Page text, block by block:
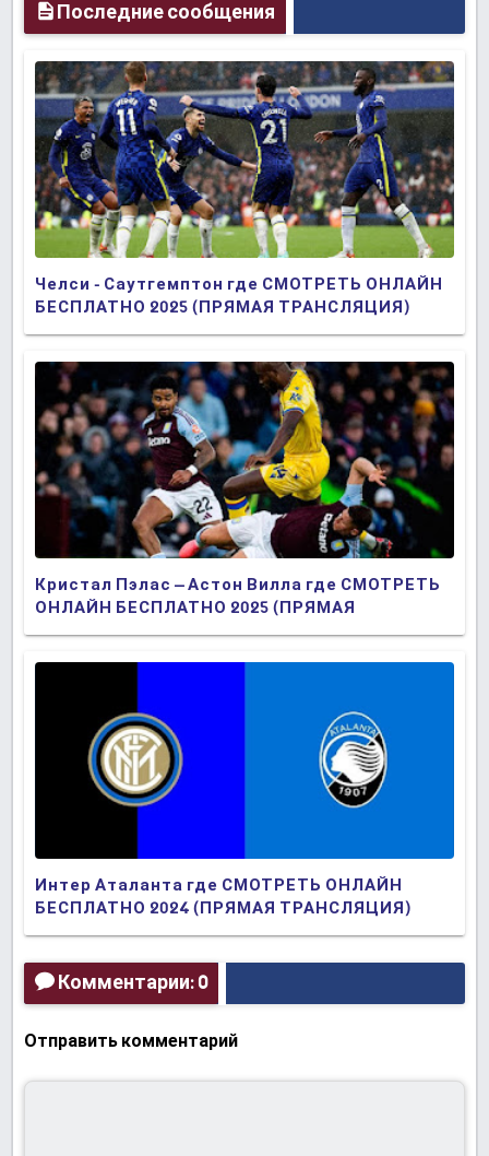
Последние сообщения
Челси - Саутгемптон где СМОТРЕТЬ ОНЛАЙН
БЕСПЛАТНО 2025 (ПРЯМАЯ ТРАНСЛЯЦИЯ)
Кристал Пэлас – Астон Вилла где СМОТРЕТЬ
ОНЛАЙН БЕСПЛАТНО 2025 (ПРЯМАЯ
ТРАНСЛЯЦИЯ)
Интер Аталанта где СМОТРЕТЬ ОНЛАЙН
БЕСПЛАТНО 2024 (ПРЯМАЯ ТРАНСЛЯЦИЯ)
Комментарии: 0
Отправить комментарий